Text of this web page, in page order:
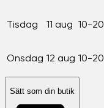
Tisdag 11 aug 10-20
Onsdag 12 aug 10-20
Sätt som din butik